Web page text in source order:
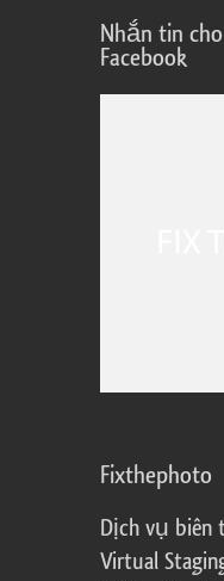
Nhắn tin
Facebook
Fixthephoto
Dịch vụ biên
Virtual